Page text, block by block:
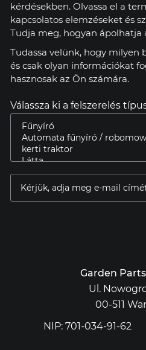
kérdésekben. Olvassa el a
kapcsolatos elemzéseket és
Tudja meg, hogyan ápolhatja
Tudassa velünk, hogy milyen
és csak olyan információkat
hasznosak az Ön számára.
Válassza ki a felszerelés
Garden Parts
Ul.
00-511
NIP: 701-034-91-62